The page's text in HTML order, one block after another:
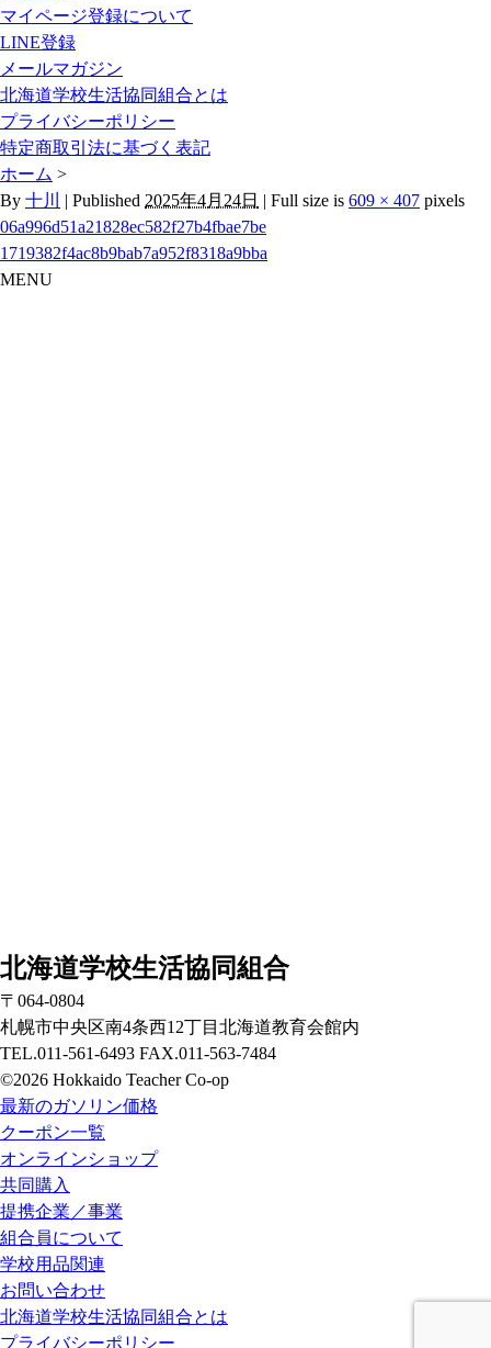
マイページ登録について
LINE登録
メールマガジン
北海道学校生活協同組合とは
プライバシーポリシー
特定商取引法に基づく表記
ホーム >
By 十川 | Published 2025年4月24日 | Full size is 609 × 407 pixels
06a996d51a21828ec582f27b4fbae7be
1719382f4ac8b9bab7a952f8318a9bba
MENU
北海道学校生活協同組合
〒064-0804
札幌市中央区南4条西12丁目北海道教育会館内
TEL.011-561-6493 FAX.011-563-7484
©2026 Hokkaido Teacher Co-op
最新のガソリン価格
クーポン一覧
オンラインショップ
共同購入
提携企業／事業
組合員について
学校用品関連
お問い合わせ
北海道学校生活協同組合とは
プライバシーポリシー